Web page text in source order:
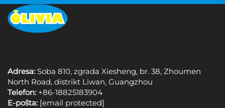
Adresa: Soba 810, zgrada Xiesheng, br. 38, Zhoumen
North Road, distrikt Liwan, Guangzhou
Telefon: +86-18825183904
E-pošta: [email protected]